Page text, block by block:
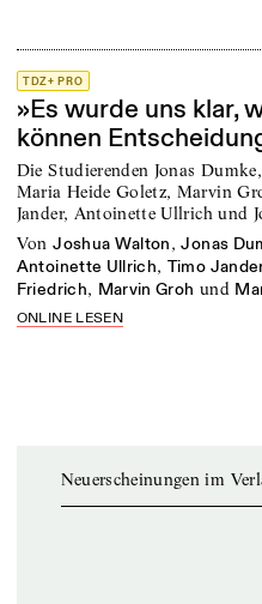
TDZ+ PRO
»Es wurde uns klar,
können
Die Studierenden Jonas
Maria Heide Goletz, Marvin
Jander, Antoinette Ullrich und
von Joshua Walton,Jonas
Antoinette Ullrich, Timo
Friedrich, Marvin Groh und
ONLINE LESEN
Neuerscheinungen im